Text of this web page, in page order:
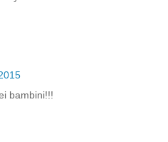
bambini!!!